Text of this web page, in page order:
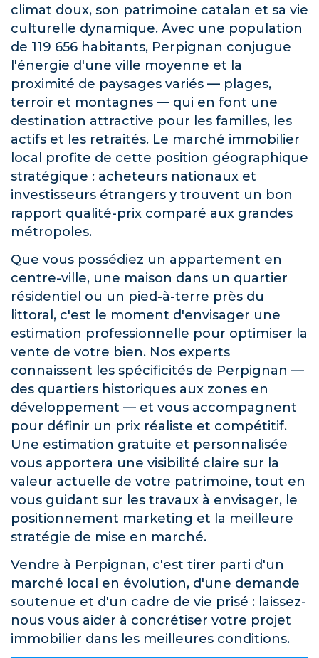
climat doux, son patrimoine catalan et sa vie
culturelle dynamique. Avec une population
de 119 656 habitants, Perpignan conjugue
l'énergie d'une ville moyenne et la
proximité de paysages variés — plages,
terroir et montagnes — qui en font une
destination attractive pour les familles, les
actifs et les retraités. Le marché immobilier
local profite de cette position géographique
stratégique : acheteurs nationaux et
investisseurs étrangers y trouvent un bon
rapport qualité-prix comparé aux grandes
métropoles.
Que vous possédiez un appartement en
centre-ville, une maison dans un quartier
résidentiel ou un pied-à-terre près du
littoral, c'est le moment d'envisager une
estimation professionnelle pour optimiser la
vente de votre bien. Nos experts
connaissent les spécificités de Perpignan —
des quartiers historiques aux zones en
développement — et vous accompagnent
pour définir un prix réaliste et compétitif.
Une estimation gratuite et personnalisée
vous apportera une visibilité claire sur la
valeur actuelle de votre patrimoine, tout en
vous guidant sur les travaux à envisager, le
positionnement marketing et la meilleure
stratégie de mise en marché.
Vendre à Perpignan, c'est tirer parti d'un
marché local en évolution, d'une demande
soutenue et d'un cadre de vie prisé : laissez-
nous vous aider à concrétiser votre projet
immobilier dans les meilleures conditions.